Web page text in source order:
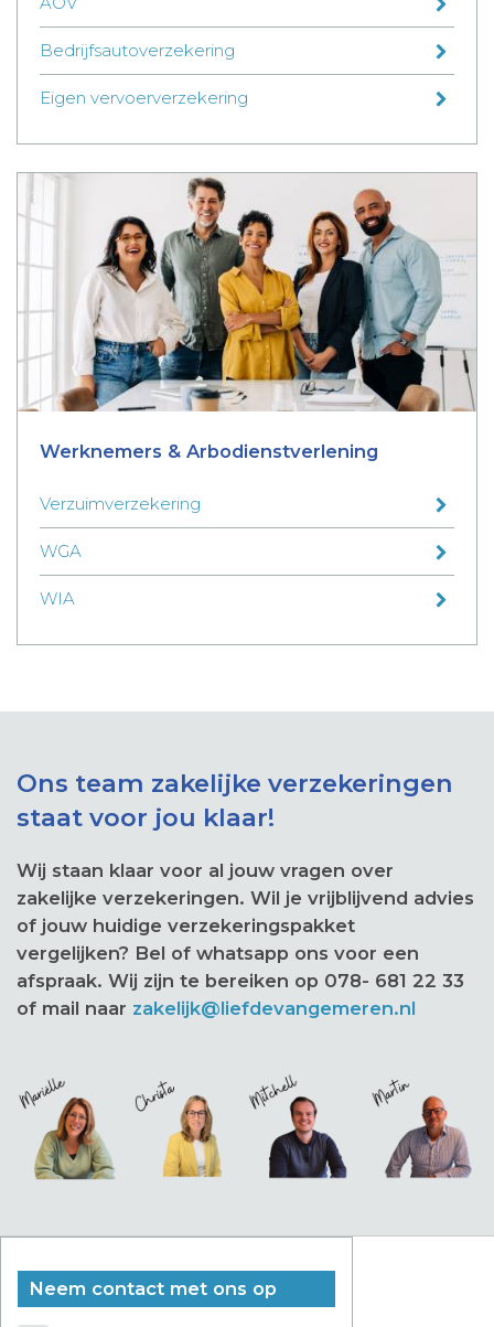
Bedrijfsautoverzekering
Eigen vervoerverzekering
Werknemers & Arbodienstverlening
Verzuimverzekering
WGA
WIA
Ons team zakelijke verzekeringen
staat voor jou klaar!
Wij staan klaar voor al jouw vragen over
zakelijke verzekeringen. Wil je vrijblijvend advies
of jouw huidige verzekeringspakket
vergelijken? Bel of whatsapp ons voor een
afspraak. Wij zijn te bereiken op 078- 681 22 33
of mail naar zakelijk@liefdevangemeren.nl
Neem contact met ons op